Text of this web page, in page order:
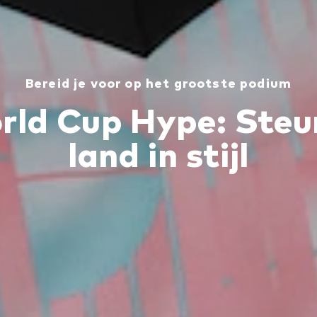
Bereid je voor op het grootste podium
Cup Hype:
land in stijl